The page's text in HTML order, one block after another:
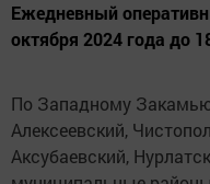
Ежедневный
октября 2024 года до
По Западному
Алексеевский,
Аксубаевский,